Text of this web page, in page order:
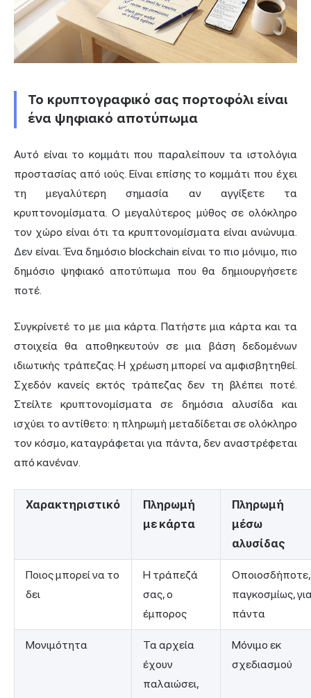
Το κρυπτογραφικό σας πορτοφόλι είναι
ένα ψηφιακό αποτύπωμα
Αυτό είναι το κομμάτι που παραλείπουν τα ιστολόγια
προστασίας από ιούς. Είναι επίσης το κομμάτι που έχει
τη μεγαλύτερη σημασία αν αγγίξετε τα
κρυπτονομίσματα. Ο μεγαλύτερος μύθος σε ολόκληρο
τον χώρο είναι ότι τα κρυπτονομίσματα είναι ανώνυμα.
Δεν είναι. Ένα δημόσιο blockchain είναι το πιο μόνιμο, πιο
δημόσιο ψηφιακό αποτύπωμα που θα δημιουργήσετε
ποτέ.
Συγκρίνετέ το με μια κάρτα. Πατήστε μια κάρτα και τα
στοιχεία θα αποθηκευτούν σε μια βάση δεδομένων
ιδιωτικής τράπεζας. Η χρέωση μπορεί να αμφισβητηθεί.
Σχεδόν κανείς εκτός τράπεζας δεν τη βλέπει ποτέ.
Στείλτε κρυπτονομίσματα σε δημόσια αλυσίδα και
ισχύει το αντίθετο: η πληρωμή μεταδίδεται σε ολόκληρο
τον κόσμο, καταγράφεται για πάντα, δεν αναστρέφεται
από κανέναν.
Χαρακτηριστικό
Πληρωμή
με κάρτα
Πληρωμή
μέσω
αλυσίδας
Ποιος μπορεί να το
δει
Η τράπεζά
σας, ο
έμπορος
Οποιοσδήποτε,
παγκοσμίως,
πάντα
Μονιμότητα
Τα αρχεία
έχουν
παλαιώσει,
Μόνιμο εκ
σχεδιασμού